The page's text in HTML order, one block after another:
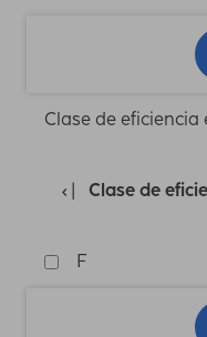
Clase de eficiencia
Clase de
F